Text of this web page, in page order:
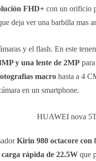
FHD+ con un orificio
deja ver una barbilla mas
y el flash. En este
y una lente de 2MP
macro hasta a 4
en un smartphone.
Kirin 980 octacore con
rápida de 22.5W que